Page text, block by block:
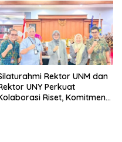
AI Terintegerasi
Rektor UNM dan
UNY Perkuat
Riset, Komitmen